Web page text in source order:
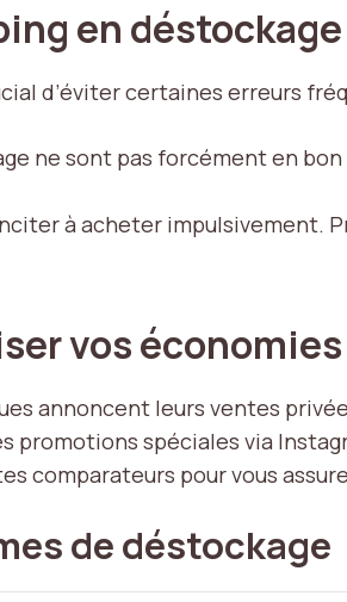
en déstockage
d’éviter certaines erreurs
ne sont pas forcément en
à acheter impulsivement.
vos économies
annoncent leurs ventes
promotions spéciales via
comparateurs pour vous
de déstockage